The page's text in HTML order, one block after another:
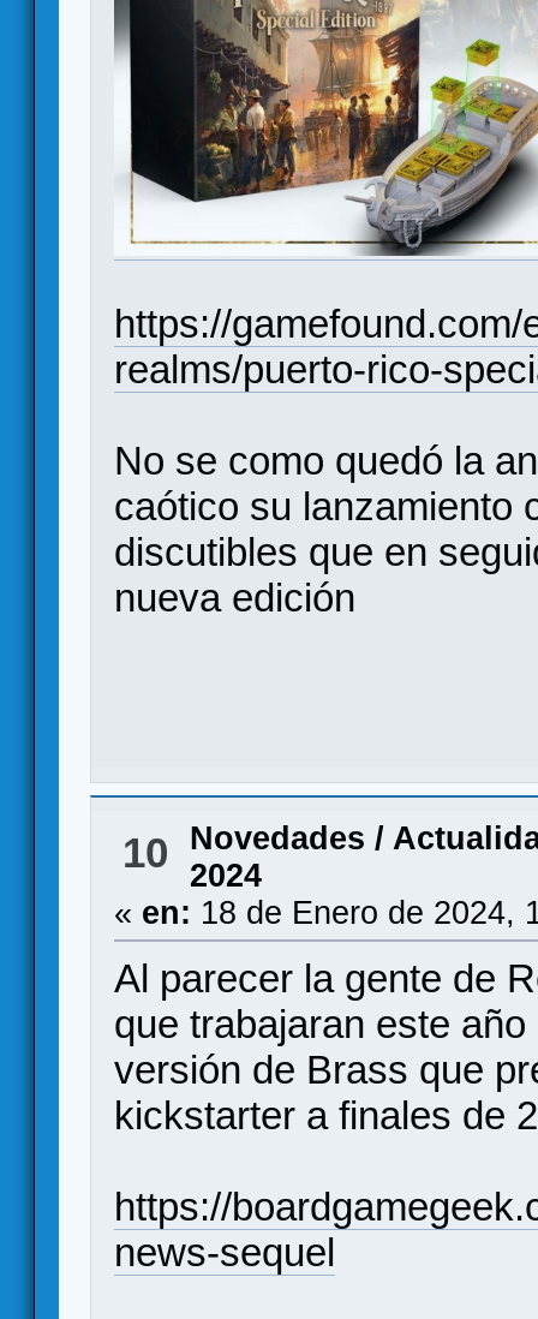
https://
realms/puerto-rico-
No se como quedó la
caótico su lanzamiento
discutibles que en
nueva edición
10
Novedades /
2024
« en: 18 de Enero de 2024,
Al parecer la gente de
que trabajaran este
versión de Brass que
kickstarter a finales de
https://
news-sequel